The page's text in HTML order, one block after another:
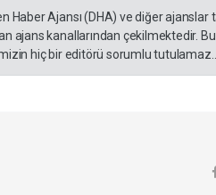
Haber Ajansı (DHA) ve diğer ajanslar
ajans kanallarından çekilmektedir.
hiç bir editörü sorumlu tutulamaz...